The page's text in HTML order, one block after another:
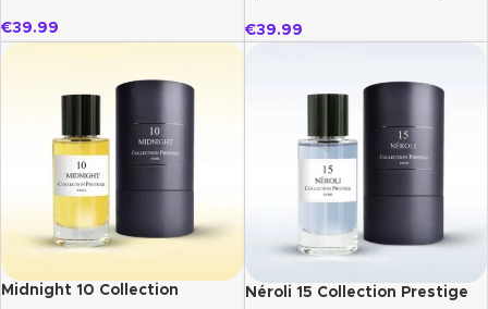
€39.99 €39.99
Midnight 10 Collection
Néroli 15 Collection Prestige